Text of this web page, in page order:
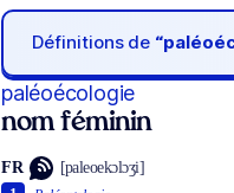
Définitions de
paléoécologie
nom féminin
FR [paleoekɔlɔʒi]